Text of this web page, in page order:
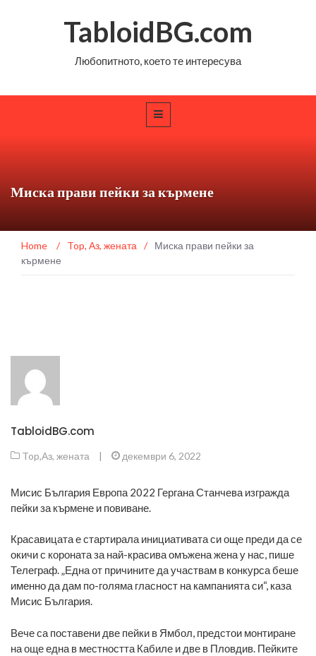
TabloidBG.com
Любопитното, което те интересува
Миска прави пейки за кърмене
Home / Top, Аз, жената /
Миска прави пейки за
кърмене
TabloidBG.com
Top,Аз, жената | декември 6, 2022
Мисис България Европа 2022 Гергана Станчева изгражда
пейки за кърмене и повиване.
Красавицата е стартирала инициативата си още преди да се
окичи с короната за най-красива омъжена жена у нас, пише
Телеграф. „Една от причините да участвам в конкурса беше
именно да дам по-голяма гласност на кампанията си“, каза
Мисис България.
Вече са поставени две пейки в Ямбол, предстои монтиране
на още една в местността Кабиле и две в Пловдив. Пейките